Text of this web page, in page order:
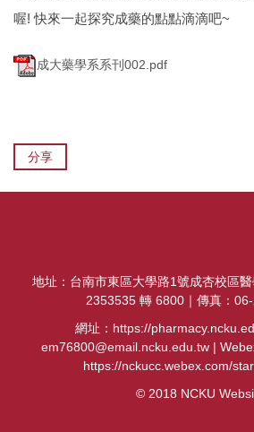
喔! 快來一起探究成藥的點點滴滴吧~
成大藥學系系刊002.pdf
分享
地址：台南市東區大學路1號成杏校區
2353535 轉 6800｜傳真：06-
網址：https://
em76800@email.ncku.edu.tw |
https://nckucc.webex.com/
© 2018 NCKU